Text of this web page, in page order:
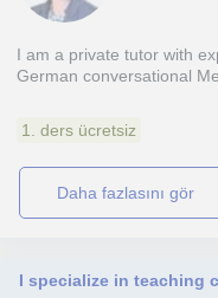
I am a private tutor with
German conversational
1. ders ücretsiz
daha fazlasını gör